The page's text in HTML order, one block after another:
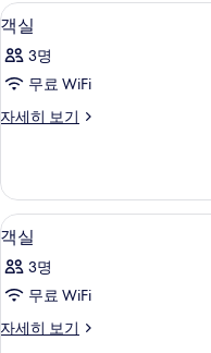
객
실
사
진
모
보
기
7
객실
3명
무료 WiFi
자세히 보기
객
히
보
기
객
실
사
진
모
14
객실
3명
무료 WiFi
자세히 보기
객